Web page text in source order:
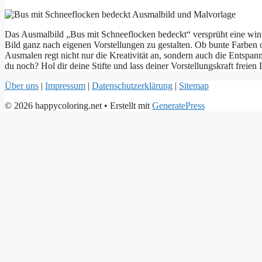
Das Ausmalbild „Bus mit Schneeflocken bedeckt“ versprüht eine
Bild ganz nach eigenen Vorstellungen zu gestalten. Ob bunte
Ausmalen regt nicht nur die Kreativität an, sondern auch die
du noch? Hol dir deine Stifte und lass deiner Vorstellungskraft freien
Über uns | Impressum | Datenschutzerklärung | Sitemap
© 2026 happycoloring.net • Erstellt mit GeneratePress